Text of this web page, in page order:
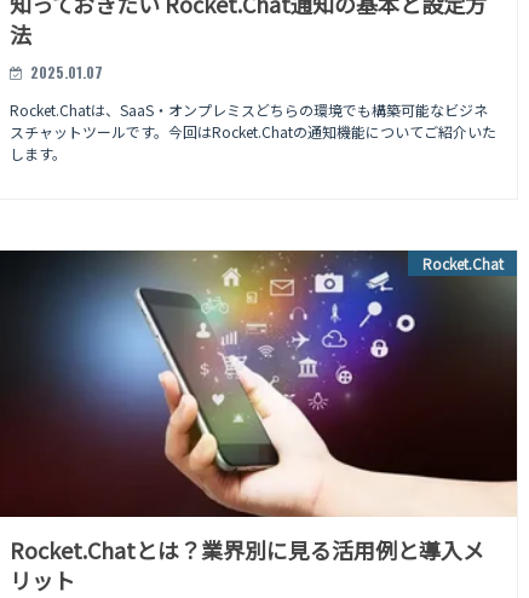
法
2025.01.07
Rocket.Chatは、SaaS・オンプレミスどちらの環境でも構築可能なビジネ
スチャットツールです。今回はRocket.Chatの通知機能についてご紹介いた
します。
Rocket.Chat
Rocket.Chatとは？業界別に見る活用例と導入メ
リット